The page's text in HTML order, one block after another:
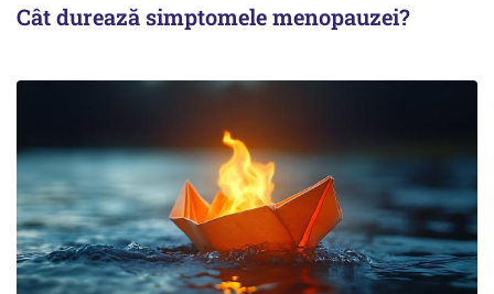
Cât durează simptomele menopauzei?